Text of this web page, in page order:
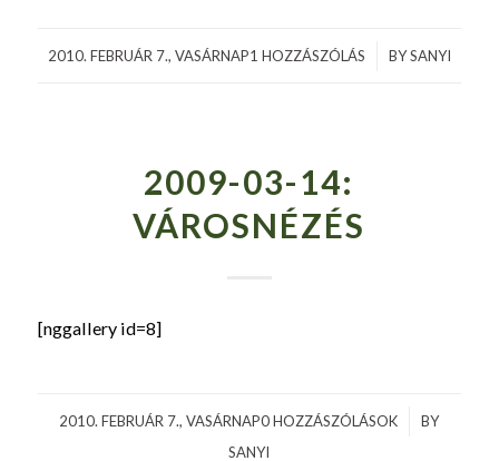
2010. FEBRUÁR 7., VASÁRNAP1 HOZZÁSZÓLÁS
/ BYSANYI
2009-03-14:
VÁROSNÉZÉS
[nggallery id=8]
2010. FEBRUÁR 7., VASÁRNAP0 HOZZÁSZÓLÁSOK
/
BY
SANYI